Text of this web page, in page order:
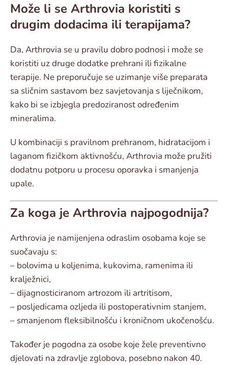
Može li se Arthrovia koristiti s
drugim dodacima ili terapijama?
Da, Arthrovia se u pravilu dobro podnosi i može se
koristiti uz druge dodatke prehrani ili fizikalne
terapije. Ne preporučuje se uzimanje više preparata
sa sličnim sastavom bez savjetovanja s liječnikom,
kako bi se izbjegla predoziranost određenim
mineralima.
U kombinaciji s pravilnom prehranom, hidratacijom i
laganom fizičkom aktivnošću, Arthrovia može pružiti
dodatnu potporu u procesu oporavka i smanjenja
upale.
Za koga je Arthrovia najpogodnija?
Arthrovia je namijenjena odraslim osobama koje se
suočavaju s:
– bolovima u koljenima, kukovima, ramenima ili
kralježnici,
– dijagnosticiranom artrozom ili artritisom,
– posljedicama ozljeda ili postoperativnim stanjem,
– smanjenom fleksibilnošću i kroničnom ukočenošću.
Također je pogodna za osobe koje žele preventivno
djelovati na zdravlje zglobova, posebno nakon 40.